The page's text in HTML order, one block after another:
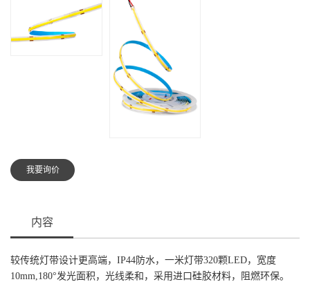
我要询价
内容
较传统灯带设计更高端，IP44防水，一米灯带320颗LED，宽度
10mm,180°发光面积，光线柔和，采用进口硅胶材料，阻燃环保。